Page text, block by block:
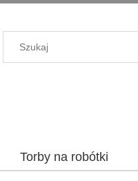
Torby na robótki